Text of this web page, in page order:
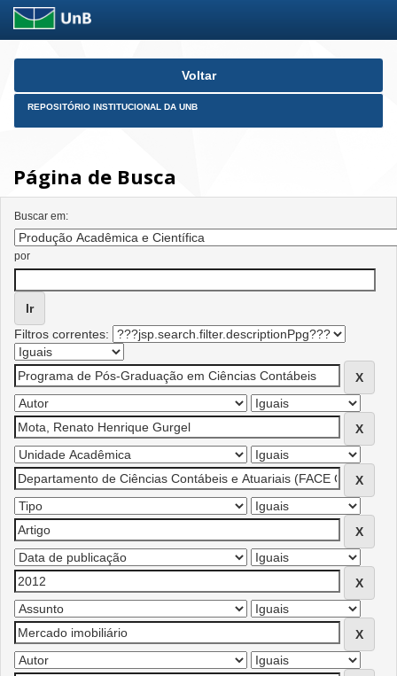
Skip
Voltar
REPOSITÓRIO INSTITUCIONAL DA UNB
Página de Busca
Buscar em:
por
Filtros correntes: